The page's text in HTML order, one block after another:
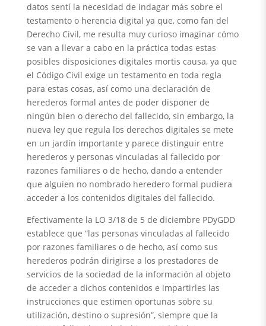
datos sentí la necesidad de indagar más sobre el
testamento o herencia digital ya que, como fan del
Derecho Civil, me resulta muy curioso imaginar cómo
se van a llevar a cabo en la práctica todas estas
posibles disposiciones digitales mortis causa, ya que
el Código Civil exige un testamento en toda regla
para estas cosas, así como una declaración de
herederos formal antes de poder disponer de
ningún bien o derecho del fallecido, sin embargo, la
nueva ley que regula los derechos digitales se mete
en un jardín importante y parece distinguir entre
herederos y personas vinculadas al fallecido por
razones familiares o de hecho, dando a entender
que alguien no nombrado heredero formal pudiera
acceder a los contenidos digitales del fallecido.
Efectivamente la LO 3/18 de 5 de diciembre PDyGDD
establece que “las personas vinculadas al fallecido
por razones familiares o de hecho, así como sus
herederos podrán dirigirse a los prestadores de
servicios de la sociedad de la información al objeto
de acceder a dichos contenidos e impartirles las
instrucciones que estimen oportunas sobre su
utilización, destino o supresión”, siempre que la